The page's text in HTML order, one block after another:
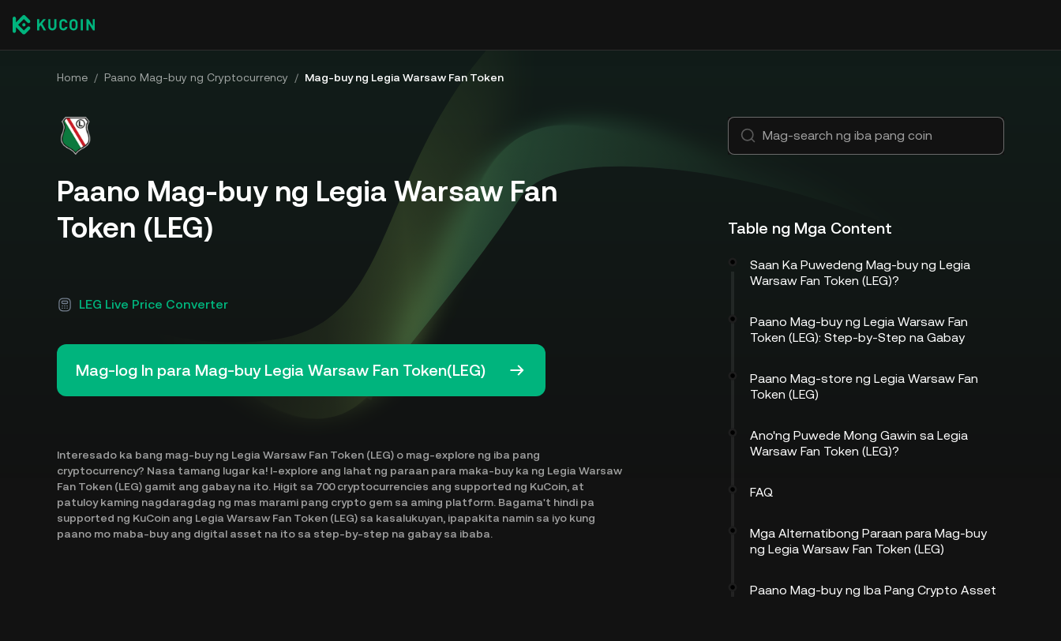
Home / Paano Mag-buy ng Cryptocurrency / Mag-buy ng Legia Warsaw Fan Token
Paano Mag-buy ng Legia Warsaw Fan
Token (LEG)
LEG Live Price Converter
Mag-log In para Mag-buy Legia Warsaw Fan Token(LEG)
Interesado ka bang mag-buy ng Legia Warsaw Fan Token (LEG) o mag-explore ng iba pang
cryptocurrency? Nasa tamang lugar ka! I-explore ang lahat ng paraan para maka-buy ka ng Legia Warsaw
Fan Token (LEG) gamit ang gabay na ito. Higit sa 700 cryptocurrencies ang supported ng KuCoin, at
patuloy kaming nagdaragdag ng mas marami pang crypto gem sa aming platform. Bagama't hindi pa
supported ng KuCoin ang Legia Warsaw Fan Token (LEG) sa kasalukuyan, ipapakita namin sa iyo kung
paano mo maba-buy ang digital asset na ito sa step-by-step na gabay sa ibaba.
Table ng Mga Content
Saan Ka Puwedeng Mag-buy ng Legia
Warsaw Fan Token (LEG)?
Paano Mag-buy ng Legia Warsaw Fan
Token (LEG): Step-by-Step na Gabay
Paano Mag-store ng Legia Warsaw Fan
Token (LEG)
Ano'ng Puwede Mong Gawin sa Legia
Warsaw Fan Token (LEG)?
FAQ
Mga Alternatibong Paraan para Mag-buy
ng Legia Warsaw Fan Token (LEG)
Paano Mag-buy ng Iba Pang Crypto Asset